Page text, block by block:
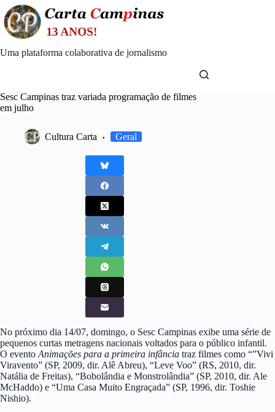
Skip
to
content
Uma plataforma colaborativa de jornalismo
Sesc Campinas traz variada programação de filmes
em julho
Cultura Carta Geral
No próximo dia 14/07, domingo, o Sesc Campinas exibe uma série de
pequenos curtas metragens nacionais voltados para o público infantil.
O evento Animações para a primeira infância traz filmes como “”Vivi
Viravento” (SP, 2009, dir. Alê Abreu), “Leve Voo” (RS, 2010, dir.
Natália de Freitas), “Bobolândia e Monstrolândia” (SP, 2010, dir. Ale
McHaddo) e “Uma Casa Muito Engraçada” (SP, 1996, dir. Toshie
Nishio).